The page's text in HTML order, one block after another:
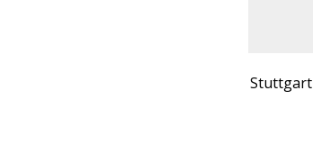
Stuttgart